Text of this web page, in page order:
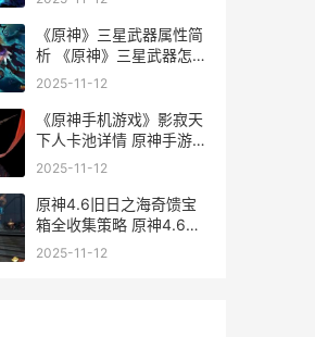
《原神》三星武器属性简
析 《原神》三星武器怎么
得
2025-11-12
《原神手机游戏》影寂天
下人卡池详情 原神手游
端游
2025-11-12
原神4.6旧日之海奇馈宝
箱全收集策略 原神4.6旧
日之海怎么去
2025-11-12